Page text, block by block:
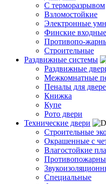
С терморазрывом
Взломостойкие
Электронные
Финские входные
Противопо-
Строительные
Раздвижные системы
Раздвижные
Межкомнатные
Пеналы для
Книжка
Купе
Рото двери
Технические двери
Строительные
Окрашенные с
Влагостойкие
Специальные